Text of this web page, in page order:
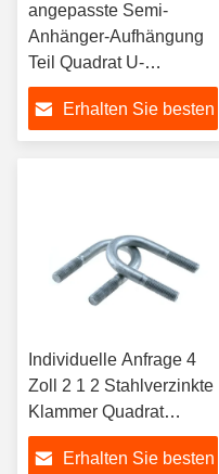
angepasste Semi-
Anhänger-Aufhängung
Teil Quadrat U-
Schraube mit Nüssen für
Lkw oder Anhänger U-
Schrauben anpassbar
Erhalten Sie besten
Individuelle Anfrage 4
Zoll 2 1 2 Stahlverzinkte
Klammer Quadrat
Schwerlastrohr Traktor
Versorgung
Erhalten Sie besten